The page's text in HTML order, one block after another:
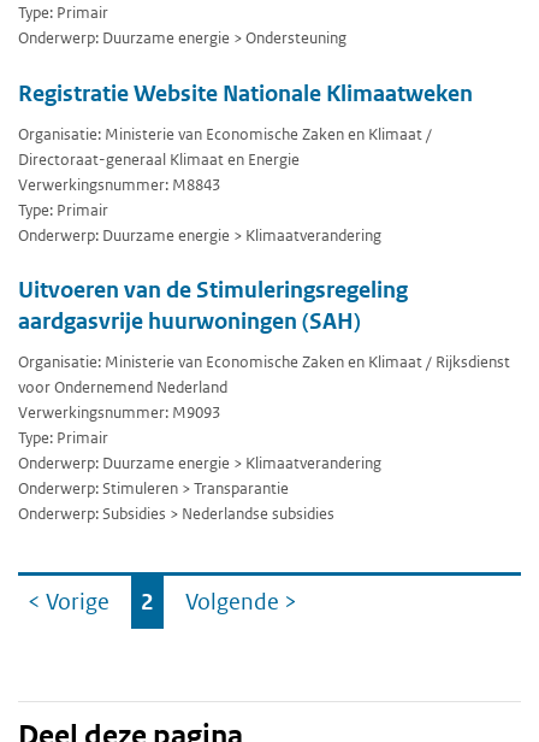
Type: Primair
Onderwerp: Duurzame energie > Ondersteuning
Registratie Website Nationale Klimaatweken
Organisatie: Ministerie van Economische Zaken en Klimaat /
Directoraat-generaal Klimaat en Energie
Verwerkingsnummer: M8843
Type: Primair
Onderwerp: Duurzame energie > Klimaatverandering
Uitvoeren van de Stimuleringsregeling
aardgasvrije huurwoningen (SAH)
Organisatie: Ministerie van Economische Zaken en Klimaat / Rijksdienst
voor Ondernemend Nederland
Verwerkingsnummer: M9093
Type: Primair
Onderwerp: Duurzame energie > Klimaatverandering
Onderwerp: Stimuleren > Transparantie
Onderwerp: Subsidies > Nederlandse subsidies
Ga
naar
< Vorige 2 Volgende >